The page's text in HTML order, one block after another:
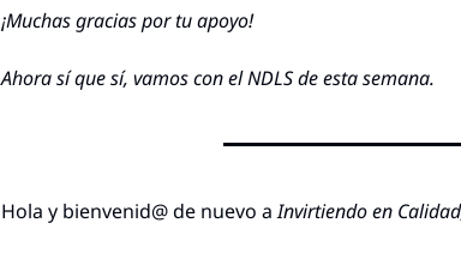
¡Muchas gracias por tu apoyo!
Ahora sí que sí, vamos con el NDLS de esta semana.
Hola y bienvenid@ de nuevo a Invirtiendo en